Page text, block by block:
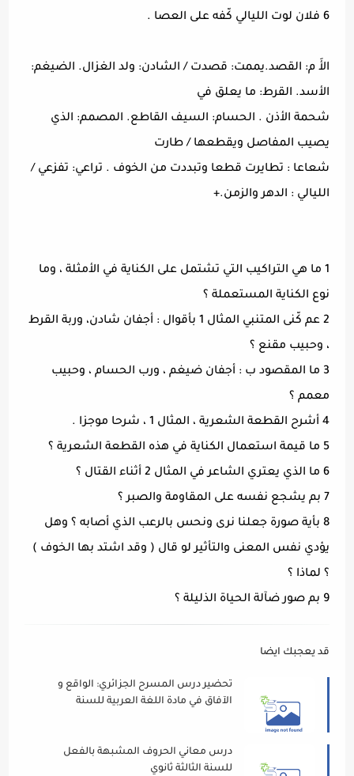
6 فلان لوت الليالي كّفه على العصا .
الأَ م: القصد.يممت: قصدت / الشادن: ولد الغزال. الضيغم:
الأسد. القرط: ما يعلق في
شحمة الأذن . الحسام: السيف القاطع. المصمم: الذي
يصيب المفاصل ويقطعها / طارت
شعاعا : تطايرت قطعا وتبددت من الخوف . تراعي: تفزعي /
الليالي : الدهر والزمن.+
1 ما هي التراكيب التي تشتمل على الكناية في الأمثلة ، وما
نوع الكناية المستعملة ؟
2 عم كّنى المتنبي المثال 1 بأقوال : أجفان شادن، وربة القرط
، وحبيب مقنع ؟
3 ما المقصود ب : أجفان ضيغم ، ورب الحسام ، وحبيب
معمم ؟
4 أشرح القطعة الشعرية ، المثال 1 ، شرحا موجزا .
5 ما قيمة استعمال الكناية في هذه القطعة الشعرية ؟
6 ما الذي يعتري الشاعر في المثال 2 أثناء القتال ؟
7 بم يشجع نفسه على المقاومة والصبر ؟
8 بأية صورة جعلنا نرى ونحس بالرعب الذي أصابه ؟ وهل
يؤدي نفس المعنى والتأثير لو قال ( وقد اشتد بها الخوف )
؟ لماذا ؟
9 بم صور ضآلة الحياة الذليلة ؟
قد يعجبك ايضا
تحضير درس المسرح الجزائري: الواقع و
الآفاق في مادة اللغة العربية للسنة
درس معاني الحروف المشبهة بالفعل
للسنة الثالثة ثانوي